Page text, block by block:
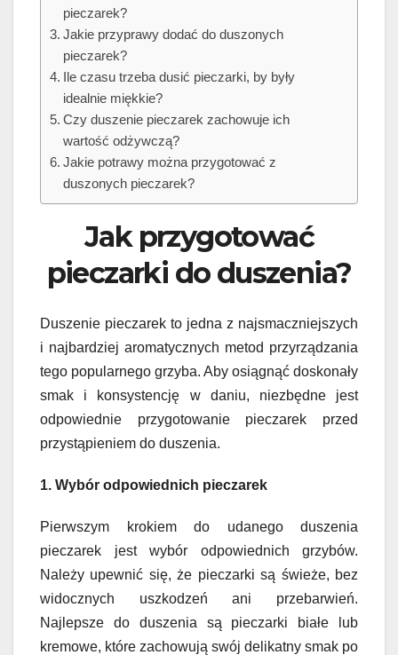
pieczarek?
Jakie przyprawy dodać do duszonych
pieczarek?
Ile czasu trzeba dusić pieczarki, by były
idealnie miękkie?
Czy duszenie pieczarek zachowuje ich
wartość odżywczą?
Jakie potrawy można przygotować z
duszonych pieczarek?
Jak przygotować
pieczarki do duszenia?
Duszenie pieczarek to jedna z najsmaczniejszych
i najbardziej aromatycznych metod przyrządzania
tego popularnego grzyba. Aby osiągnąć doskonały
smak i konsystencję w daniu, niezbędne jest
odpowiednie przygotowanie pieczarek przed
przystąpieniem do duszenia.
1. Wybór odpowiednich pieczarek
Pierwszym krokiem do udanego duszenia
pieczarek jest wybór odpowiednich grzybów.
Należy upewnić się, że pieczarki są świeże, bez
widocznych uszkodzeń ani przebarwień.
Najlepsze do duszenia są pieczarki białe lub
kremowe, które zachowują swój delikatny smak po